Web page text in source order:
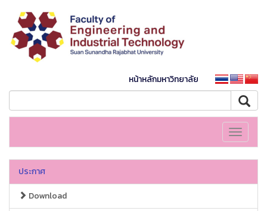
หน้าหลักมหาวิทยาลัย
Toggle
ประกาศ
Download